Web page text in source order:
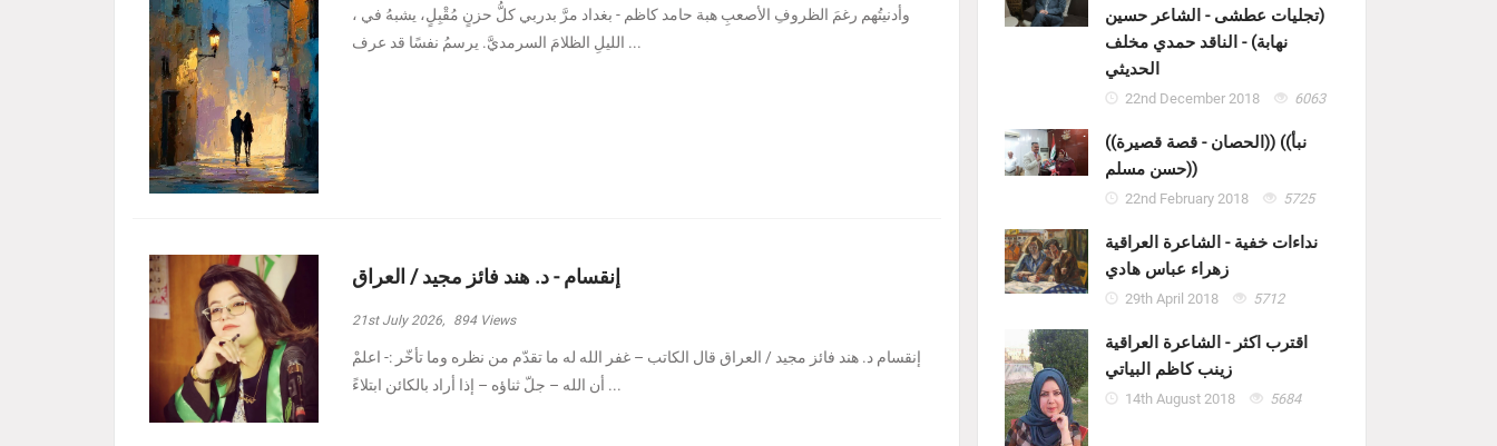
، وأدنيتُهم رغمَ الظروفِ الأصعبِ هبة حامد كاظم - بغداد مرَّ بدربي كلُّ حزنٍ مُقْبِلٍ، يشبهُ في
الليلِ الظلامَ السرمديَّ. يرسمُ نفسًا قد عرف ...
إنقسام - د. هند فائز مجيد / العراق
21st July 2026, 894Views
إنقسام د. هند فائز مجيد / العراق ‏قال الكاتب – غفر الله له ما تقدّم من نظره وما تأخّر :- ‏اعلمْ
أن الله – جلّ ثناؤه – إذا أراد بالكائن ابتلاءً ...
(تجليات عطشى - الشاعر حسين
نهابة) - الناقد حمدي مخلف
الحديثي
22nd December 2018 6063
((الحصان - قصة قصيرة)) ((نبأ
حسن مسلم))
22nd February 2018 5725
نداءات خفية - الشاعرة العراقية
زهراء عباس هادي
29th April 2018 5712
اقترب اكثر - الشاعرة العراقية
زينب كاظم البياتي
14th August 2018 5684